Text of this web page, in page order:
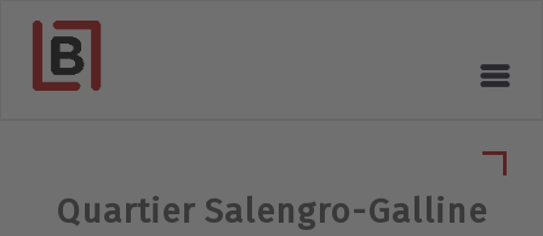
Quartier Salengro-Galline